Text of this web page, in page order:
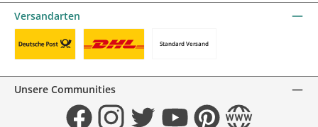
Versandarten
Standard Versand
Unsere Communities
FacebookInstagramTwitter YouTubePinterestWebsite